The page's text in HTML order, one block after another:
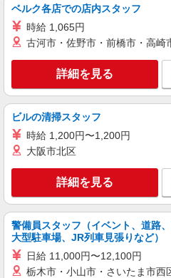
ベルク各店での店内スタッフ
時給 1,065円
古河市・佐野市・前橋市・高
詳細を見る
ビルの清掃スタッフ
時給 1,200円〜1,200円
大阪市北区
詳細を見る
警備員スタッフ（イベント、道路、
大型駐車場、JR列車見張りなど）
日給 11,000円〜12,100円
栃木市・小山市・さいたま市